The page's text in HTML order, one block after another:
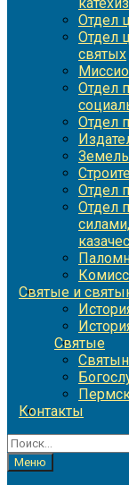
Отдел
Отдел
святых
Отдел
Отдел
Отдел
Отдел
Святые и
Святые
Контакты
Найти:
Меню